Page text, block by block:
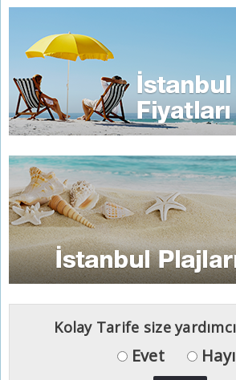
Kolay Tarife size
Evet